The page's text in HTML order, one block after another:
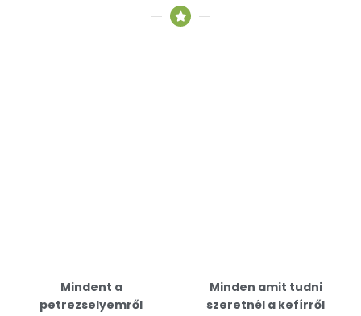
Mindent a
petrezselyemről
Minden amit tudni
szeretnél a kefírről